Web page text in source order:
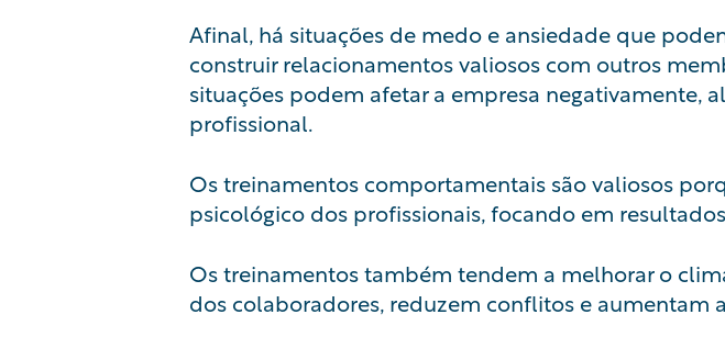
Afinal, há situações de medo e ansiedade que
construir relacionamentos valiosos com outros
situações podem afetar a empresa
profissional.
Os treinamentos comportamentais são valiosos
psicológico dos profissionais, focando em
Os treinamentos também tendem a melhorar o
dos colaboradores, reduzem conflitos e aumentam